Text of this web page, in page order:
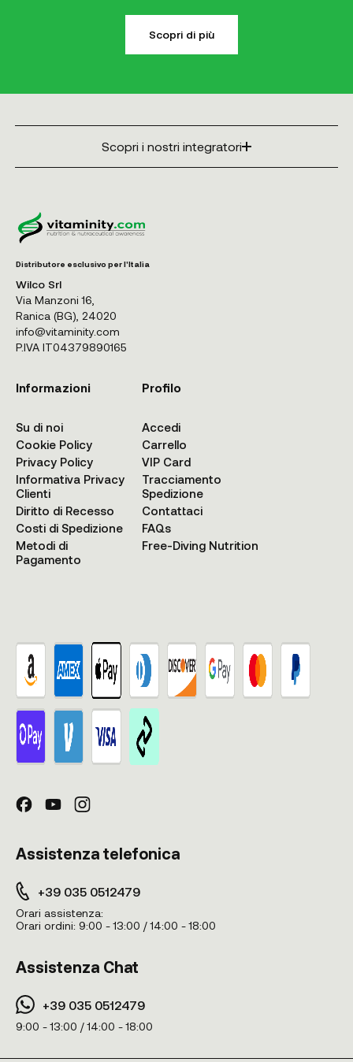
Scopri di più
Scopri i nostri integratori
Distributore esclusivo per l'Italia
Wilco Srl
Via Manzoni 16,
Ranica (BG), 24020
info@vitaminity.com
P.IVA IT04379890165
Informazioni
Su di noi
Cookie Policy
Privacy Policy
Informativa Privacy
Clienti
Diritto di Recesso
Costi di Spedizione
Metodi di
Pagamento
Profilo
Accedi
Carrello
VIP Card
Tracciamento
Spedizione
Contattaci
FAQs
Free-Diving Nutrition
Assistenza telefonica
+39 035 0512479
Orari assistenza:
Orari ordini: 9:00 - 13:00 / 14:00 - 18:00
Assistenza Chat
+39 035 0512479
9:00 - 13:00 / 14:00 - 18:00